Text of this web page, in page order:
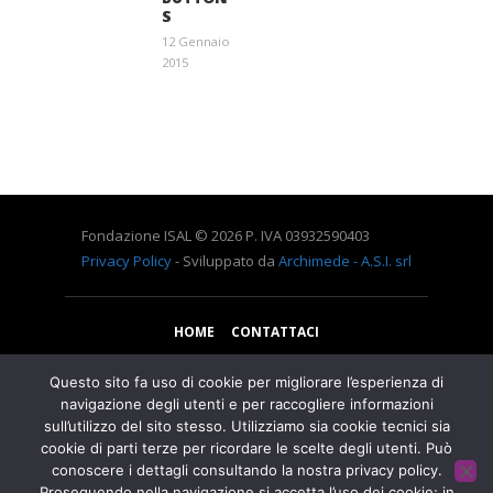
S
12 Gennaio
2015
Fondazione ISAL © 2026 P. IVA 03932590403
Privacy Policy- Sviluppato da Archimede - A.S.I. srl
HOME CONTATTACI
Questo sito fa uso di cookie per migliorare l’esperienza di
navigazione degli utenti e per raccogliere informazioni
sull’utilizzo del sito stesso. Utilizziamo sia cookie tecnici sia
cookie di parti terze per ricordare le scelte degli utenti. Può
conoscere i dettagli consultando la nostra privacy policy.